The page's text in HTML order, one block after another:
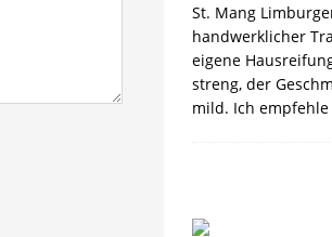
St. Mang
handwerklicher
eigene
streng, der
mild. Ich